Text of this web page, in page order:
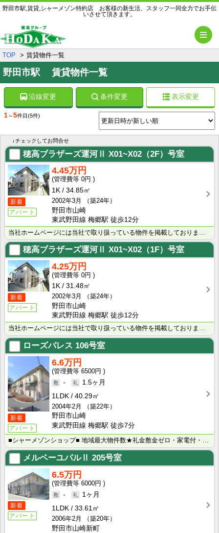
野田市駅,賃貸,シャーメゾン特約店 お客様の新生活、スタッフ一同全力でお手伝
いさせて頂きます。
TOP 賃貸物件一覧
野田市駅 賃貸物件一覧
沿線変更 条件変更 表示変更
1～5件目 (5件)
↓チェックしてお問合せ
穂高ブラザーズ運河Ⅱ X01~X02（2F）号室
新着
アパート
4.45万円
0円
1K
34.85㎡
2002年3月
（築24年）
野田市山崎
東武野田線 梅郷駅 徒歩12分
当社ホームページには当社で取り扱っている物件を掲載しております。 現在の募集状況に関しては、スタッフ･･･
穂高ブラザーズ運河Ⅱ X01~X02（1F）号室
新着
アパート
4.25万円
0円
1K
31.48㎡
2002年3月
（築24年）
野田市山崎
東武野田線 梅郷駅 徒歩12分
当社ホームページには当社で取り扱っている物件を掲載しております。 現在の募集状況に関しては、スタッフ･･･
ローズパレス 106号室
新着
アパート
6.6万円
6500円
-
1.5ヶ月
1LDK
40.29㎡
2004年2月
（築22年）
野田市山崎
東武野田線 梅郷駅 徒歩7分
■シャーメゾンショップ■ 地域最大物件数★礼金敷金ゼロ・家電付・大手ハウスメーカー施工物件・学生様向･･･
メルベーユパルⅡ 205号室
新着
アパート
6.5万円
6000円
-
1ヶ月
1LDK
33.61㎡
2006年2月
（築20年）
野田市山崎新町